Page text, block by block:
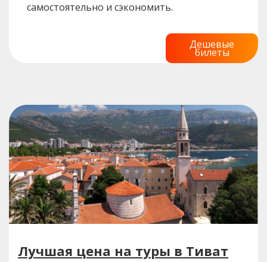
самостоятельно и сэкономить.
Дешевые
билеты
Лучшая цена на туры в Тиват